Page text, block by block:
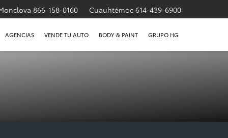
866-158-0160 Cuauhtémoc 614-439-6900
AGENCIAS VENDE TU AUTO BODY & PAINT GRUPO HG